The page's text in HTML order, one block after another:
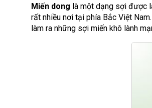
Miến dong là một dạng sợi được
rất nhiều nơi tại phía Bắc Việt
làm ra những sợi miến khô lành